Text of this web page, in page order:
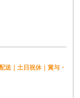
送｜土日祝休｜賞与・